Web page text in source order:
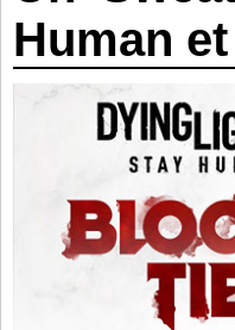
Human